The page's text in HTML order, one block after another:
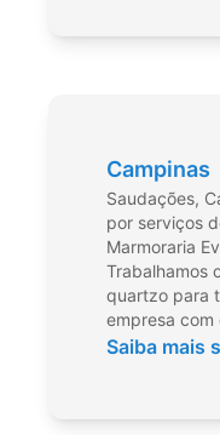
Campinas
Saudações,
por serviços
Marmoraria
Trabalhamos
quartzo para
empresa com
Saiba mais